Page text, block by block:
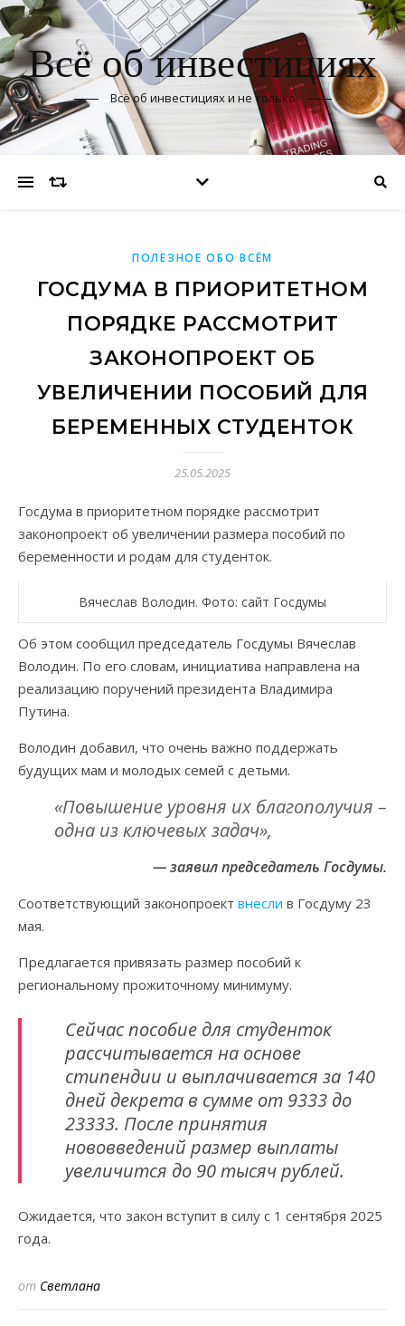
Всё об инвестициях
Всё об инвестициях и не только
ПОЛЕЗНОЕ ОБО ВСЁМ
ГОСДУМА В ПРИОРИТЕТНОМ
ПОРЯДКЕ РАССМОТРИТ
ЗАКОНОПРОЕКТ ОБ
УВЕЛИЧЕНИИ ПОСОБИЙ ДЛЯ
БЕРЕМЕННЫХ СТУДЕНТОК
25.05.2025
Госдума в приоритетном порядке рассмотрит
законопроект об увеличении размера пособий по
беременности и родам для студенток.
Вячеслав Володин. Фото: сайт Госдумы
Об этом сообщил председатель Госдумы Вячеслав
Володин. По его словам, инициатива направлена на
реализацию поручений президента Владимира
Путина.
Володин добавил, что очень важно поддержать
будущих мам и молодых семей с детьми.
«Повышение уровня их благополучия –
одна из ключевых задач»,
— заявил председатель Госдумы.
Соответствующий законопроект внесли в Госдуму 23
мая.
Предлагается привязать размер пособий к
региональному прожиточному минимуму.
Сейчас пособие для студенток
рассчитывается на основе
стипендии и выплачивается за 140
дней декрета в сумме от 9333 до
23333. После принятия
нововведений размер выплаты
увеличится до 90 тысяч рублей.
Ожидается, что закон вступит в силу с 1 сентября 2025
года.
от Светлана